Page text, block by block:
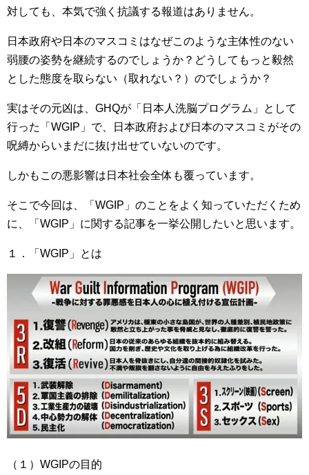
対しても、本気で強く抗議する報道はありません。
日本政府や日本のマスコミはなぜこのような主体性のない
弱腰の姿勢を継続するのでしょうか？どうしてもっと毅然
とした態度を取らない（取れない？）のでしょうか？
実はその元凶は、GHQが「日本人洗脳プログラム」として
行った「WGIP」で、日本政府および日本のマスコミがその
呪縛からいまだに抜け出せていないのです。
しかもこの悪影響は日本社会全体も覆っています。
そこで今回は、「WGIP」のことをよく知っていただくため
に、「WGIP」に関する記事を一挙公開したいと思います。
１．「WGIP」とは
（１）WGIPの目的